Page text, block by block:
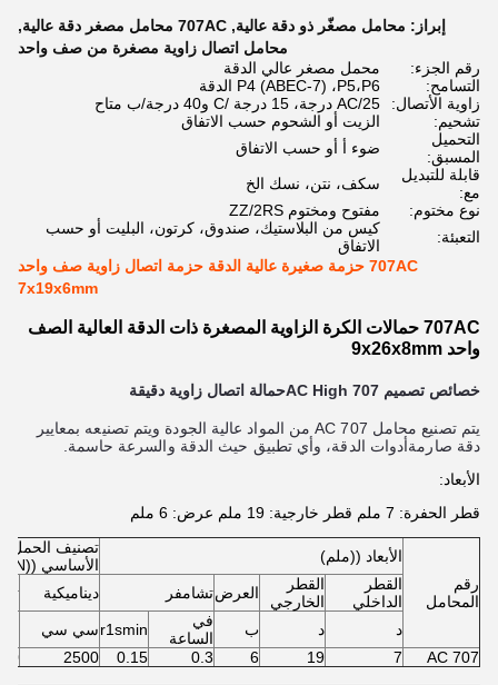
إبراز: محامل مصغّر ذو دقة عالية, 707AC محامل مصغر دقة عالية
,
محامل اتصال زاوية مصغرة من صف واحد
رقم الجزء:
محمل مصغر عالي الدقة
التسامح:
P4 (ABEC-7) ،P5،P6 الدقة
زاوية الأتصال:
AC/25 درجة، 15 درجة /C و40 درجة/ب متاح
تشحيم:
الزيت أو الشحوم حسب الاتفاق
التحميل
المسبق:
ضوء أ أو حسب الاتفاق
قابلة للتبديل
مع:
سكف، نتن، نسك الخ
نوع مختوم:
مفتوح ومختوم ZZ/2RS
التعبئة:
كيس من البلاستيك، صندوق، كرتون، البليت أو حسب
الاتفاق
707AC حزمة صغيرة عالية الدقة حزمة اتصال زاوية صف واحد
7x19x6mm
707AC حمالات الكرة الزاوية المصغرة ذات الدقة العالية الصف
واحد 9x26x8mm
خصائص تصميم 707 AC High حمالة اتصال زاوية دقيقة
يتم تصنيع محامل 707 AC من المواد عالية الجودة ويتم تصنيعه بمعايير
دقة صارمةأدوات الدقة، وأي تطبيق حيث الدقة والسرعة حاسمة.
الأبعاد:
قطر الحفرة: 7 ملم قطر خارجية: 19 ملم عرض: 6 ملم
رقم
المحامل
الأبعاد ((ملم)
تصنيف الحمل
الأساسي ((N)
القطر
الداخلي
القطر
الخارجي
العرضتشامفر ديناميكية
د د ب
في
الساعة
r1sminسي سي
707 AC
7
19
6
0.3
0.15
2500